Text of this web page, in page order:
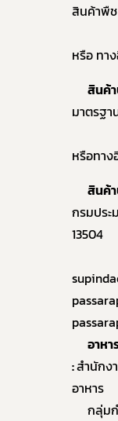
สินค้าพื
โทร
หรือ ทา
สินค้
มาตรฐ
โทร
หรือทาง
สินค้า
กรมประ
13504
หรื
อาห
:สำนักง
อาหาร
กลุ่มก